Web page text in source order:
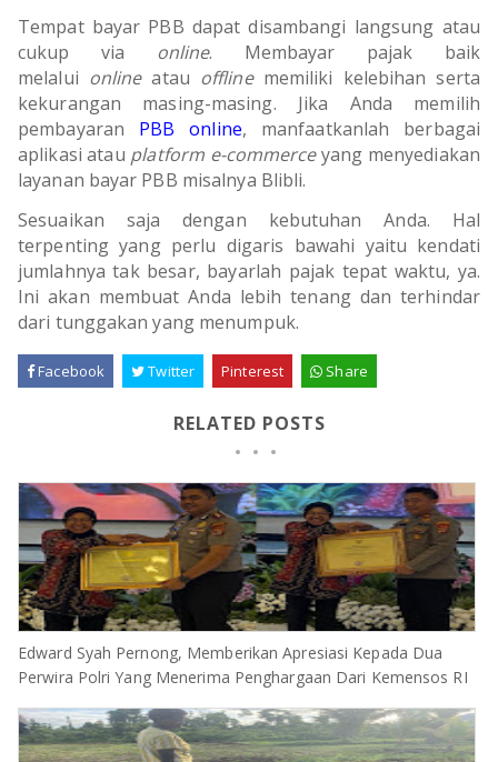
Tempat bayar PBB dapat disambangi langsung atau
cukup via online. Membayar pajak baik
melalui onlineatau offlinememiliki kelebihan serta
kekurangan masing-masing. Jika Anda memilih
pembayaran PBB online, manfaatkanlah berbagai
aplikasi atau platform e-commerceyang menyediakan
layanan bayar PBB misalnya Blibli.
Sesuaikan saja dengan kebutuhan Anda. Hal
terpenting yang perlu digaris bawahi yaitu kendati
jumlahnya tak besar, bayarlah pajak tepat waktu, ya.
Ini akan membuat Anda lebih tenang dan terhindar
dari tunggakan yang menumpuk.
Facebook Twitter Pinterest Share
RELATED POSTS
Edward Syah Pernong, Memberikan Apresiasi Kepada Dua
Perwira Polri Yang Menerima Penghargaan Dari Kemensos RI